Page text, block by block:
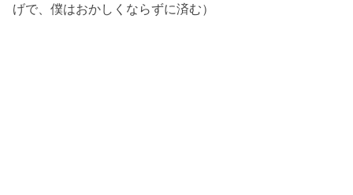
げで、僕はおかしくならずに済む）